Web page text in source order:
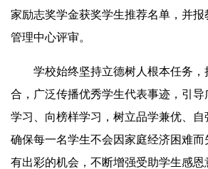
家励志奖学金获奖学生推荐名单，并
管理中心评审。
学校始终坚持立德树人根本任务
合，广泛传播优秀学生代表事迹，引
学习、向榜样学习，树立品学兼优、自
确保每一名学生不会因家庭经济困难
有出彩的机会，不断增强受助学生感恩